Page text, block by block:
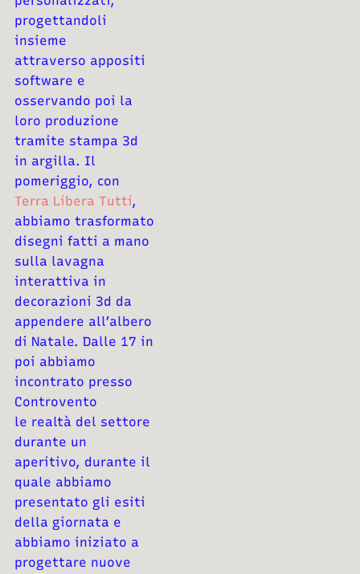
progettandoli
insieme
attraverso appositi
software e
osservando poi la
loro produzione
tramite stampa 3d
in argilla. Il
pomeriggio, con
Terra Libera Tutti,
abbiamo trasformato
disegni fatti a mano
sulla lavagna
interattiva in
decorazioni 3d da
appendere all’albero
di Natale. Dalle 17 in
poi abbiamo
incontrato presso
Controvento
le realtà del settore
durante un
aperitivo, durante il
quale abbiamo
presentato gli esiti
della giornata e
abbiamo iniziato a
progettare nuove